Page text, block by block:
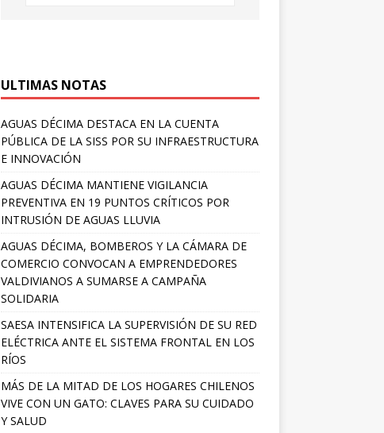
ULTIMAS NOTAS
AGUAS DÉCIMA DESTACA EN LA CUENTA
PÚBLICA DE LA SISS POR SU INFRAESTRUCTURA
E INNOVACIÓN
AGUAS DÉCIMA MANTIENE VIGILANCIA
PREVENTIVA EN 19 PUNTOS CRÍTICOS POR
INTRUSIÓN DE AGUAS LLUVIA
AGUAS DÉCIMA, BOMBEROS Y LA CÁMARA DE
COMERCIO CONVOCAN A EMPRENDEDORES
VALDIVIANOS A SUMARSE A CAMPAÑA
SOLIDARIA
SAESA INTENSIFICA LA SUPERVISIÓN DE SU RED
ELÉCTRICA ANTE EL SISTEMA FRONTAL EN LOS
RÍOS
MÁS DE LA MITAD DE LOS HOGARES CHILENOS
VIVE CON UN GATO: CLAVES PARA SU CUIDADO
Y SALUD